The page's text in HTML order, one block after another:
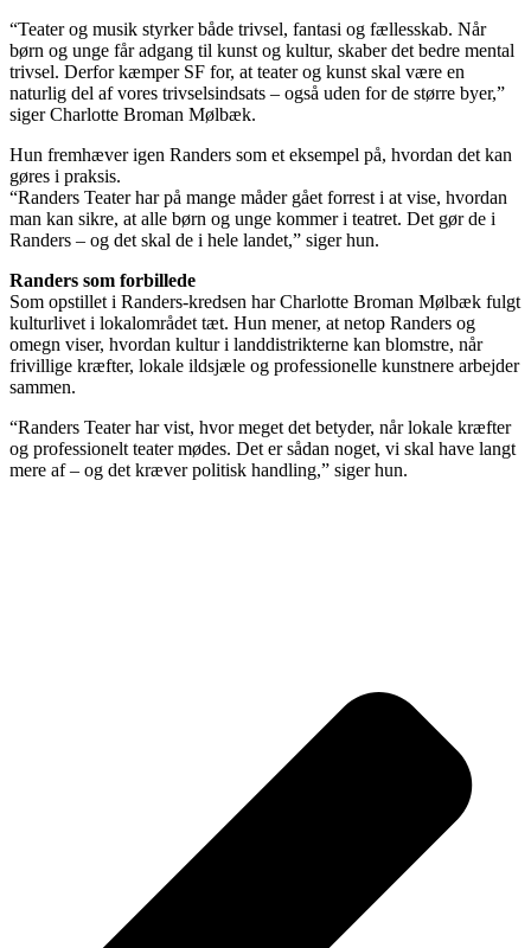
“Teater og musik styrker både trivsel, fantasi og fællesskab. Når
børn og unge får adgang til kunst og kultur, skaber det bedre mental
trivsel. Derfor kæmper SF for, at teater og kunst skal være en
naturlig del af vores trivselsindsats – også uden for de større byer,”
siger Charlotte Broman Mølbæk.
Hun fremhæver igen Randers som et eksempel på, hvordan det kan
gøres i praksis.
“Randers Teater har på mange måder gået forrest i at vise, hvordan
man kan sikre, at alle børn og unge kommer i teatret. Det gør de i
Randers – og det skal de i hele landet,” siger hun.
Randers som forbillede
Som opstillet i Randers-kredsen har Charlotte Broman Mølbæk fulgt
kulturlivet i lokalområdet tæt. Hun mener, at netop Randers og
omegn viser, hvordan kultur i landdistrikterne kan blomstre, når
frivillige kræfter, lokale ildsjæle og professionelle kunstnere arbejder
sammen.
“Randers Teater har vist, hvor meget det betyder, når lokale kræfter
og professionelt teater mødes. Det er sådan noget, vi skal have langt
mere af – og det kræver politisk handling,” siger hun.